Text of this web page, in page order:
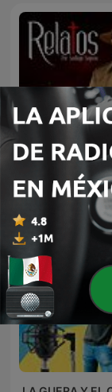
Relatos por
Segovia